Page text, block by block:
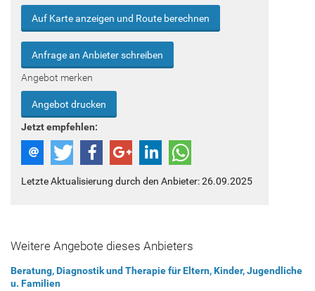
Auf Karte anzeigen und Route berechnen
Anfrage an Anbieter schreiben
Angebot merken
Angebot drucken
Jetzt empfehlen:
Letzte Aktualisierung durch den Anbieter: 26.09.2025
Weitere Angebote dieses Anbieters
Beratung, Diagnostik und Therapie für Eltern, Kinder, Jugendliche
u. Familien